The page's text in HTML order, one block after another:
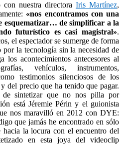
con nuestra directora Iris Martínez,
«nos encontramos con una
esquematizar… de simplificar a la
futurístico es casi magistral».
el espectador se sumerge de forma
la tecnología sin la necesidad de
los acontecimientos antecesores al
vehículos, instrumentos,
testimonios silenciosos de los
del precio que ha tenido que pagar.
sintetizar que no nos pilla por
está Jéremie Périn y el guionista
nos maravilló en 2012 con DYE:
que jamás he encontrado en sólo
la locura con el encuentro del
en esta joya del videoclip